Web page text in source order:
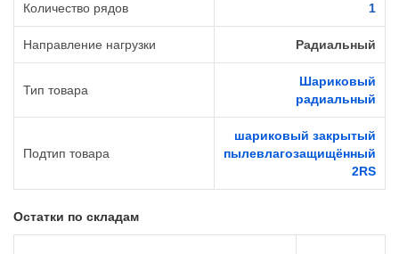
Количество рядов 1
Направление нагрузки Радиальный
Тип товара
Шариковый
радиальный
Подтип товара
шариковый закрытый
пылевлагозащищённый
2RS
Остатки по складам